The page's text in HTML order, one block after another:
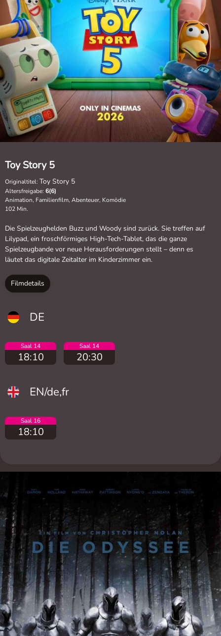
Toy Story 5
Originaltitel: Toy Story 5
Altersfreigabe: 6(6)
Animation, Familienfilm, Abenteuer, Komödie
102 Min.
Die Spielzeughelden Buzz und Woody sind zurück. Sie treffen auf
Lilypad, ein froschförmiges High-Tech-Tablet, das die ganze
Spielzeugbande vor neue Herausforderungen stellt – denn es
läutet das digitale Zeitalter im Kinderzimmer ein.
Filmdetails
DE
Saal 14
18:10
Saal 14
20:30
EN/de,fr
Saal 16
18:10